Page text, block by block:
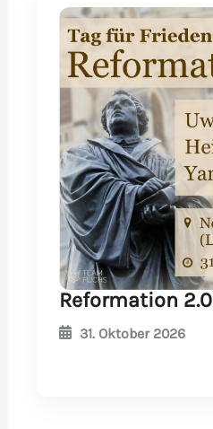
Reformation 2.0
31. Oktober 2026